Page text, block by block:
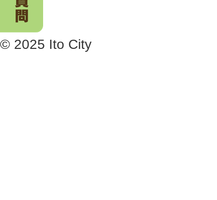
© 2025 Ito City